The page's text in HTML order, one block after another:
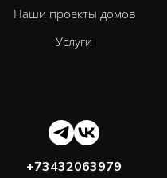
Наши проекты домов
Услуги
+73432063979